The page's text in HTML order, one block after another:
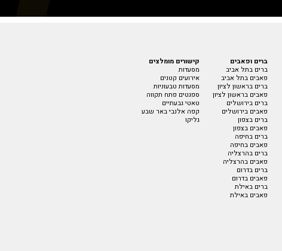
ברים ופאבים
ברים בתל אביב
פאבים בתל אביב
ברים בראשון לציון
פאבים בראשון לציון
ברים בירושלים
פאבים בירושלים
ברים בצפון
פאבים בצפון
ברים בחיפה
פאבים בחיפה
ברים בהרצליה
פאבים בהרצליה
ברים בדרום
פאבים בדרום
ברים באילת
פאבים באילת
קישורים מומלצים
מסעדות
אירועים קטנים
מסעדות טבעוניות
ספגטים פתח תקווה
טאטי גבעתיים
קפה אלנבי באר שבע
גליקו